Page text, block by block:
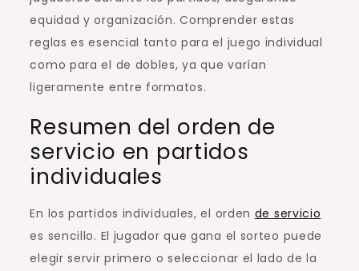
equidad y organización. Comprender estas
reglas es esencial tanto para el juego individual
como para el de dobles, ya que varían
ligeramente entre formatos.
Resumen del orden de
servicio en partidos
individuales
En los partidos individuales, el orden de servicio
es sencillo. El jugador que gana el sorteo puede
elegir servir primero o seleccionar el lado de la